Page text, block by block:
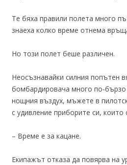
Те бяха правили полета много
знаеха колко време отнема
Но този полет беше различен.
Неосъзнавайки силния попътен
бомбардировача много по-
нощния въздух, мъжете в
с удивление приборите си, които
– Време е за кацане.
Екипажът отказа да повярва на